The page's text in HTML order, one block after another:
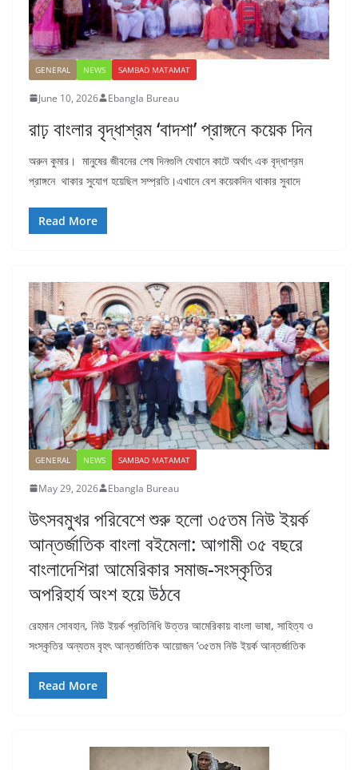
GENERAL NEWS SAMBAD MATAMAT
June 10, 2026 Ebangla Bureau
রাঢ় বাংলার বৃদ্ধাশ্রম ‘বাদশা’ প্রাঙ্গনে কয়েক দিন
অরুন কুমার। মানুষের জীবনের শেষ দিনগুলি যেখানে কাটে অর্থাৎ এক বৃদ্ধাশ্রম
প্রাঙ্গনে থাকার সুযোগ হয়েছিল সম্প্রতি।এখানে বেশ কয়েকদিন থাকার সুবাদে
Read More
GENERAL NEWS SAMBAD MATAMAT
May 29, 2026 Ebangla Bureau
উৎসবমুখর পরিবেশে শুরু হলো ৩৫তম নিউ ইয়র্ক
আন্তর্জাতিক বাংলা বইমেলা: আগামী ৩৫ বছরে
বাংলাদেশিরা আমেরিকার সমাজ-সংস্কৃতির
অপরিহার্য অংশ হয়ে উঠবে
রেহমান সোবহান, নিউ ইয়র্ক প্রতিনিধি উত্তর আমেরিকায় বাংলা ভাষা, সাহিত্য ও
সংস্কৃতির অন্যতম বৃহৎ আন্তর্জাতিক আয়োজন ‘৩৫তম নিউ ইয়র্ক আন্তর্জাতিক
Read More